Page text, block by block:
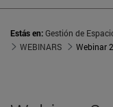
Estás en:Gestión de
WEBINARS
Webinar 2